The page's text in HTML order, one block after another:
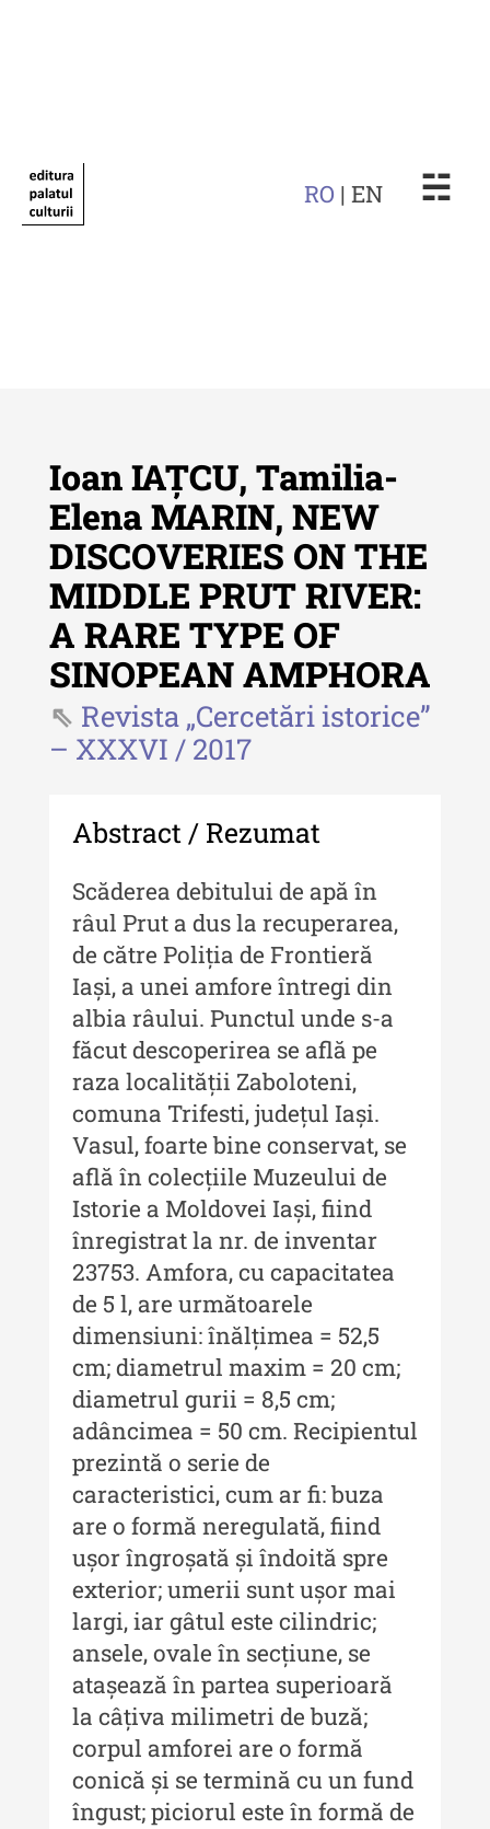
RO | EN ☵
Revista "Cercetări istorice"
Revista "Cercetări istorice" - XLIV
- 2025
Revista "Cercetări istorice" - XLIII
- 2024
Revista "Cercetări istorice" - XLII -
2023
de Istorie a Moldovei
Buletinul ”Ioan Neculce” al
Muzeului de Istorie a Moldovei -
XXIV / 2018
Buletinul ”Ioan Neculce” al
Muzeului de Istorie a Moldovei -
XXIII / 2017
Buletinul ”Ioan Neculce” al
Muzeului de Istorie a Moldovei -
XXII / 2016
Indexul Complet
Anuarul Muzeului Etnografic al
Moldovei
Anuarul Muzeului Etnografic al
Moldovei - XXII / 2022
Anuarul Muzeului Etnografic al
Moldovei - XXI / 2021
Anuarul Muzeului Etnografic al
Moldovei - XX / 2020
Indexul Complet
Buletinul Muzeului Științei și
Tehnicii ”Ștefan Procopiu”
Buletinul Muzeului Științei și
Tehnicii ”Ștefan Procopiu” - An
XV / Nr. 15 / 2021
Buletinul Muzeului Științei și
Tehnicii ”Ștefan Procopiu” - An
Ioan IAȚCU, Tamilia-
Elena MARIN, NEW
DISCOVERIES ON THE
MIDDLE PRUT RIVER:
A RARE TYPE OF
SINOPEAN AMPHORA
Revista „Cercetări istorice”
– XXXVI / 2017
Abstract / Rezumat
Scăderea debitului de apă în
râul Prut a dus la recuperarea,
de către Poliția de Frontieră
Iași, a unei amfore întregi din
albia râului. Punctul unde s-a
făcut descoperirea se află pe
raza localității Zaboloteni,
comuna Trifesti, județul Iași.
Vasul, foarte bine conservat, se
află în colecțiile Muzeului de
Istorie a Moldovei Iași, fiind
înregistrat la nr. de inventar
23753. Amfora, cu capacitatea
de 5 l, are următoarele
dimensiuni: înălțimea = 52,5
cm; diametrul maxim = 20 cm;
diametrul gurii = 8,5 cm;
adâncimea = 50 cm. Recipientul
prezintă o serie de
caracteristici, cum ar fi: buza
are o formă neregulată, fiind
ușor îngroșată și îndoită spre
exterior; umerii sunt ușor mai
largi, iar gâtul este cilindric;
ansele, ovale în secțiune, se
atașează în partea superioară
la câțiva milimetri de buză;
corpul amforei are o formă
conică și se termină cu un fund
îngust; piciorul este în formă de